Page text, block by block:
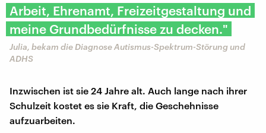
Arbeit, Ehrenamt, Freizeitgestaltung und
meine Grundbedürfnisse zu decken."
Julia, bekam die Diagnose Autismus-Spektrum-Störung und
ADHS
Inzwischen ist sie 24 Jahre alt. Auch lange nach ihrer
Schulzeit kostet es sie Kraft, die Geschehnisse
aufzuarbeiten.